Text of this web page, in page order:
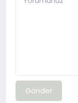
Gönder